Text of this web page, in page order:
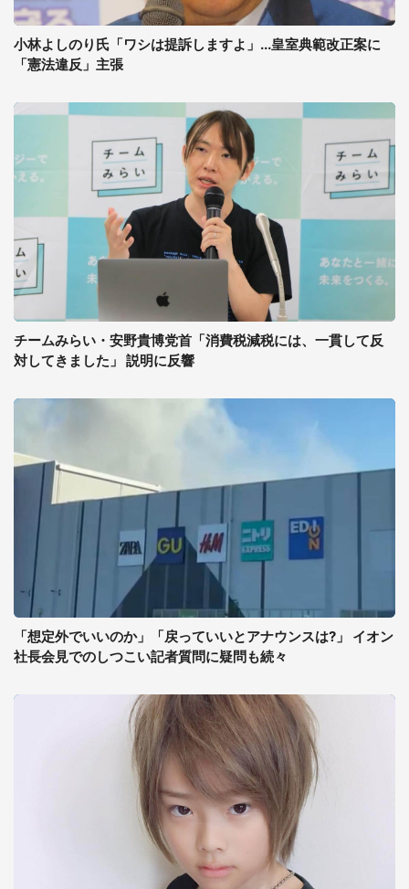
小林よしのり氏「ワシは提訴しますよ」...皇室典範改正案に
「憲法違反」主張
チームみらい・安野貴博党首「消費税減税には、一貫して反
対してきました」 説明に反響
「想定外でいいのか」「戻っていいとアナウンスは?」 イオン
社長会見でのしつこい記者質問に疑問も続々